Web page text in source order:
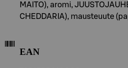
MAITO), aromi,
CHEDDARIA), mausteuute
EAN